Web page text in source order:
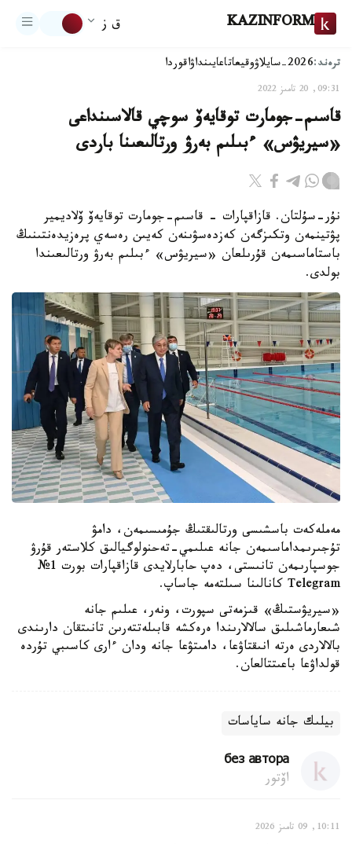
KAZINFORM ق ز
ترەند:2026-سايلاۋ وقيعاتاعايىنداۋاقوردا
09:31, 20 تامىز 2022
قاسىم-جومارت توقايەۆ سوچي قالاسىنداعى
«سيريۋس» ءبىلىم بەرۋ ورتالىعىنا باردى
نۇر-سۇلتان. قازاقپارات - قاسىم-جومارت توقايەۆ ۆلاديمير
پۋتينمەن وتكىزگەن كەزدەسۋىنەن كەيىن رەسەي پرەزيدەنتىنىڭ
باستاماسىمەن قۇرىلعان «سيريۋس» ءبىلىم بەرۋ ورتالىعىندا
بولدى.
مەملەكەت باسشىسى ورتالىقتىڭ جۇمىسىمەن، دامۋ
تۇجىرىمداماسىمەن جانە عىلىمي-تەحنولوگيالىق كلاستەر قۇرۋ
جوسپارىمەن تانىستى، دەپ حابارلايدى قازاقپارات بورت 1№
Telegram كانالىنا سىلتەمە جاساپ.
«سيريۋستىڭ» قىزمەتى سپورت، ونەر، عىلىم جانە
شىعارماشىلىق سالالارىندا ەرەكشە قابىلەتتەرىن تانىتقان دارىندى
بالالاردى ەرتە انىقتاۋعا، دامىتۋعا جانە ودان ءارى كاسىبي تۇردە
قولداۋعا باعىتتالعان.
بيلىك جانە ساياسات
без автора
اۆتور
10:11, 09 تامىز 2026